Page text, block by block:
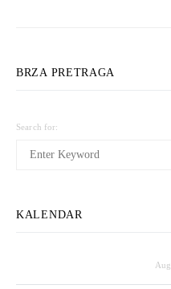
BRZA PRETRAGA
Search for:
KALENDAR